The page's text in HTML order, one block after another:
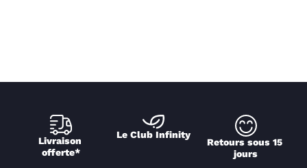
Livraison
offerte*
Le Club Infinity
Retours sous 15
jours